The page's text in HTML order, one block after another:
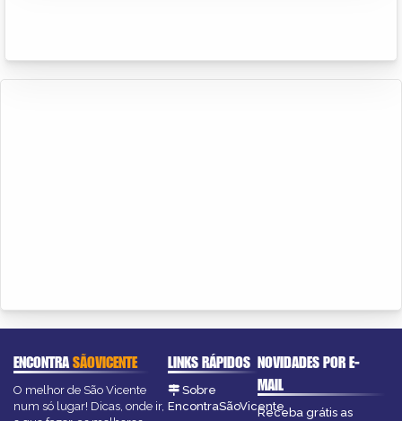
ENCONTRASÃOVICENTE
O melhor de São Vicente
num só lugar! Dicas, onde ir,
LINKS RÁPIDOS
Sobre
EncontraSãoVicente
NOVIDADES POR E-
MAIL
Receba grátis as